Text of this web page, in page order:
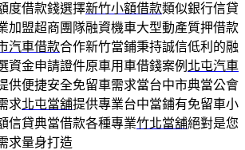
度借款錢選擇新竹小額借款類似銀行信貸
加盟超商團隊融資機車大型動產質押借款
汽車借款合作新竹當鋪秉持誠信低利的融
資金申請證件原車用車借錢案例 北屯汽車
供便捷安全免留車需求當台中市典當公會
求北屯當舖提供專業台中當鋪有免留車小
信貸典當借款各種專業竹北當舖絕對是您
求量身打造